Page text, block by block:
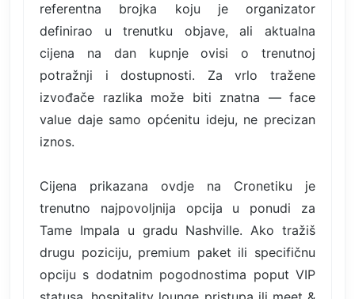
referentna brojka koju je organizator
definirao u trenutku objave, ali aktualna
cijena na dan kupnje ovisi o trenutnoj
potražnji i dostupnosti. Za vrlo tražene
izvođače razlika može biti znatna — face
value daje samo općenitu ideju, ne precizan
iznos.
Cijena prikazana ovdje na Cronetiku je
trenutno najpovoljnija opcija u ponudi za
Tame Impala u gradu Nashville. Ako tražiš
drugu poziciju, premium paket ili specifičnu
opciju s dodatnim pogodnostima poput VIP